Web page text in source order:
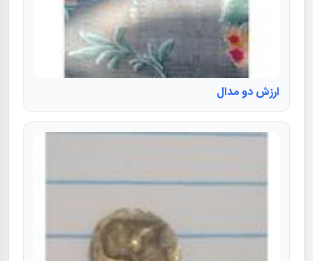
ارزش دو مدال